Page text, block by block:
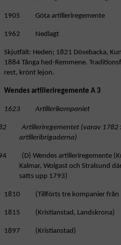
1905 Göta artilleriregemente
1962 Nedlagt
Skjutfält: Heden; 1821 Dösebacka,
1884 Tånga hed-Remmene.
rest, krönt lejon.
Wendes artilleriregemente A 3
1623 Artillerikompaniet
Artilleriregementet (varav 1782
artilleribrigaderna)
(D) Wendes artilleriregemente
Kalmar, Wolgast och Stralsund
satts upp 1793)
1810 (Tillförts tre kompanier från
1815 (Kristianstad, Landskrona)
1897 (Kristianstad)